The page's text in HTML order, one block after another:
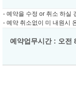
- 예약을 수정 or 취소 하실
- 예약 취소없이 미 내원시
예약업무시간 : 오전